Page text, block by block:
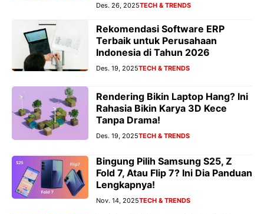
Des. 26, 2025TECH & TRENDS
Rekomendasi Software ERP
Terbaik untuk Perusahaan
Indonesia di Tahun 2026
Des. 19, 2025TECH & TRENDS
Rendering Bikin Laptop Hang? Ini
Rahasia Bikin Karya 3D Kece
Tanpa Drama!
Des. 19, 2025TECH & TRENDS
Bingung Pilih Samsung S25, Z
Fold 7, Atau Flip 7? Ini Dia Panduan
Lengkapnya!
Nov. 14, 2025TECH & TRENDS